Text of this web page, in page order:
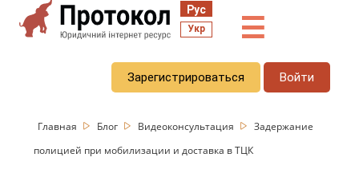
Рус
Укр ☰
Зарегистрироваться Войти
Главная Блог Видеоконсультация
Задержание
полицией при мобилизации и доставка в ТЦК